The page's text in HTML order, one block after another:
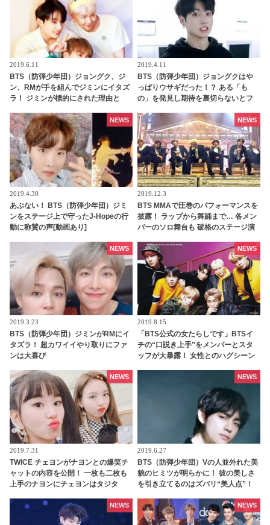
2019.6.11
BTS（防弾少年団）ジョングク、ジ
ン、RMが手を組んでジミンにイタズ
ラ！ ジミンが標的にされた理由と
2019.4.11
BTS（防弾少年団）ジョングクはや
っぱりウサギだった！？ ある「も
の」を発見し期待を裏切らないとフ
2019.4.30
あぶない！ BTS（防弾少年団）ジミ
ンをステージ上で守ったJ-Hopeの行
動に称賛の声[動画あり]
NEWS
2019.12.3
BTS MMAで圧巻のパフォーマンスを
披露！ ラップから舞踊まで… 各メン
バーのソロ舞台も 破格のステージ演
NEWS
2019.3.23
BTS（防弾少年団）ジミンがRMにイ
タズラ！ 超カワイイやり取りにファ
ンは大喜び
NEWS
2019.8.15
「BTS公式の女たらしです」BTSイ
チの“口説き上手”をメンバーとスタ
ッフが大暴露！ 女性とのハグシーン
バラされるメンバーも！ 爆弾発言の
NEWS
2019.7.31
TWICE チェヨンがナヨンとの爆笑チ
ャットの内容を公開！ 一枚も二枚も
上手のナヨンにチェヨンはタジタ
NEWS
2019.6.27
BTS（防弾少年団）Vの人並外れた美
貌のヒミツが明らかに！ 彼の美しさ
を引き立てるのはズバリ“美人点”！
判明
NEWS
NEWS NEWS